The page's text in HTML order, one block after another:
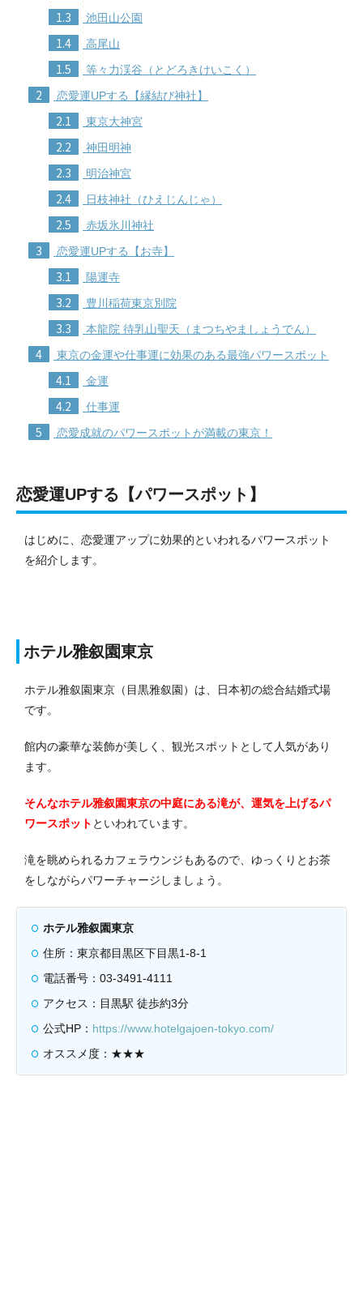
1.3 池田山公園
1.4 高尾山
1.5 等々力渓谷（とどろきけいこく）
2 恋愛運UPする【縁結び神社】
2.1 東京大神宮
2.2 神田明神
2.3 明治神宮
2.4 日枝神社（ひえじんじゃ）
2.5 赤坂氷川神社
3 恋愛運UPする【お寺】
3.1 陽運寺
3.2 豊川稲荷東京別院
3.3 本龍院 待乳山聖天（まつちやましょうでん）
4 東京の金運や仕事運に効果のある最強パワースポット
4.1 金運
4.2 仕事運
5 恋愛成就のパワースポットが満載の東京！
恋愛運UPする【パワースポット】
はじめに、恋愛運アップに効果的といわれるパワースポット
を紹介します。
ホテル雅叙園東京
ホテル雅叙園東京（目黒雅叙園）は、日本初の総合結婚式場
です。
館内の豪華な装飾が美しく、観光スポットとして人気があり
ます。
そんなホテル雅叙園東京の中庭にある滝が、運気を上げるパ
ワースポット といわれています。
滝を眺められるカフェラウンジもあるので、ゆっくりとお茶
をしながらパワーチャージしましょう。
ホテル雅叙園東京
住所：東京都目黒区下目黒1-8-1
電話番号：03-3491-4111
アクセス：目黒駅 徒歩約3分
公式HP： https://www.hotelgajoen-tokyo.com/
オススメ度：★★★